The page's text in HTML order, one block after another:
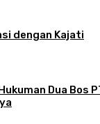
dengan Kajati
Dua Bos